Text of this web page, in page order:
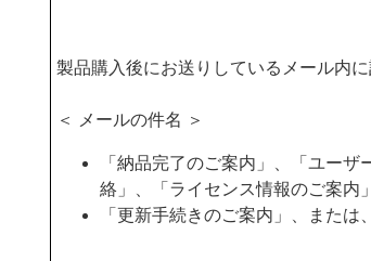
製品購入後にお送りしているメール内に
＜ メールの件名 ＞
「納品完了のご案内」、「ユー
絡」、「ライセンス情報のご案内」
「更新手続きのご案内」、または